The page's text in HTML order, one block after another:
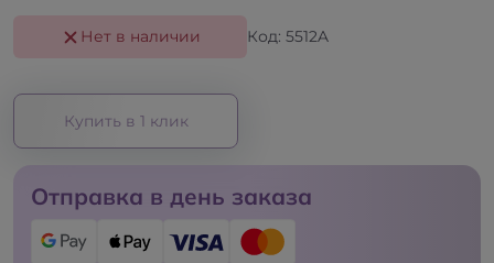
Нет в наличии Код: 5512A
Купить в 1 клик
Отправка в день заказа